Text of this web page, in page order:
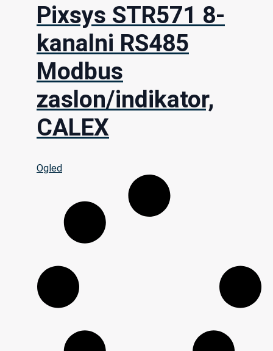
Pixsys STR571 8-
kanalni RS485
Modbus
zaslon/indikator,
CALEX
Ogled